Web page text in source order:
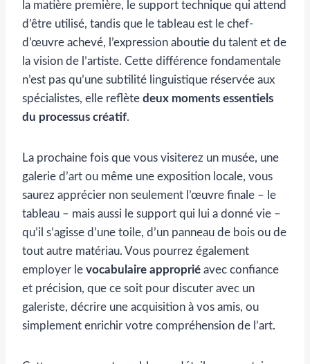
la matière première, le support technique qui attend
d’être utilisé, tandis que le tableau est le chef-
d’œuvre achevé, l’expression aboutie du talent et de
la vision de l’artiste. Cette différence fondamentale
n’est pas qu’une subtilité linguistique réservée aux
spécialistes, elle reflète deux moments essentiels
du processus créatif.
La prochaine fois que vous visiterez un musée, une
galerie d’art ou même une exposition locale, vous
saurez apprécier non seulement l’œuvre finale – le
tableau – mais aussi le support qui lui a donné vie –
qu’il s’agisse d’une toile, d’un panneau de bois ou de
tout autre matériau. Vous pourrez également
employer le vocabulaire approprié avec confiance
et précision, que ce soit pour discuter avec un
galeriste, décrire une acquisition à vos amis, ou
simplement enrichir votre compréhension de l’art.